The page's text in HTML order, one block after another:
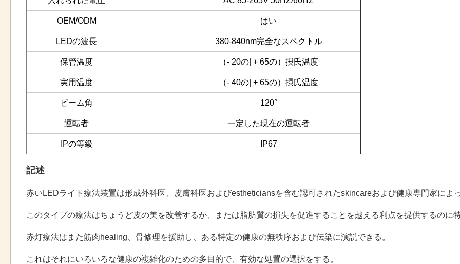
OEM/ODM はい
LEDの波長 380-840nm完全なスペクトル
保管温度 （- 20の| + 65の）摂氏温度
実用温度 （- 40の| + 65の）摂氏温度
ビーム角 120°
運転者 一定した現在の運転者
IPの等級 IP67
記述
赤いLEDライト療法装置は形成外科医、皮膚科医およびestheticiansを含む認可されたskincareおよび健康専門家によ
このタイプの療法はちょうど皮の美を改善するか、または脂肪質の損失を促進することを越える利点を提供するのに
赤灯療法はまた筋肉healing、骨修理を援助し、ある特定の健康の無秩序および伝染に演説できる。
これはそれにいろいろな健康の複雑化のための多目的で、有効な処置の選択をする。